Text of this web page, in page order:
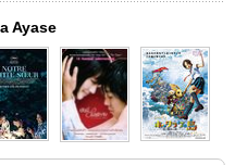
Ayase